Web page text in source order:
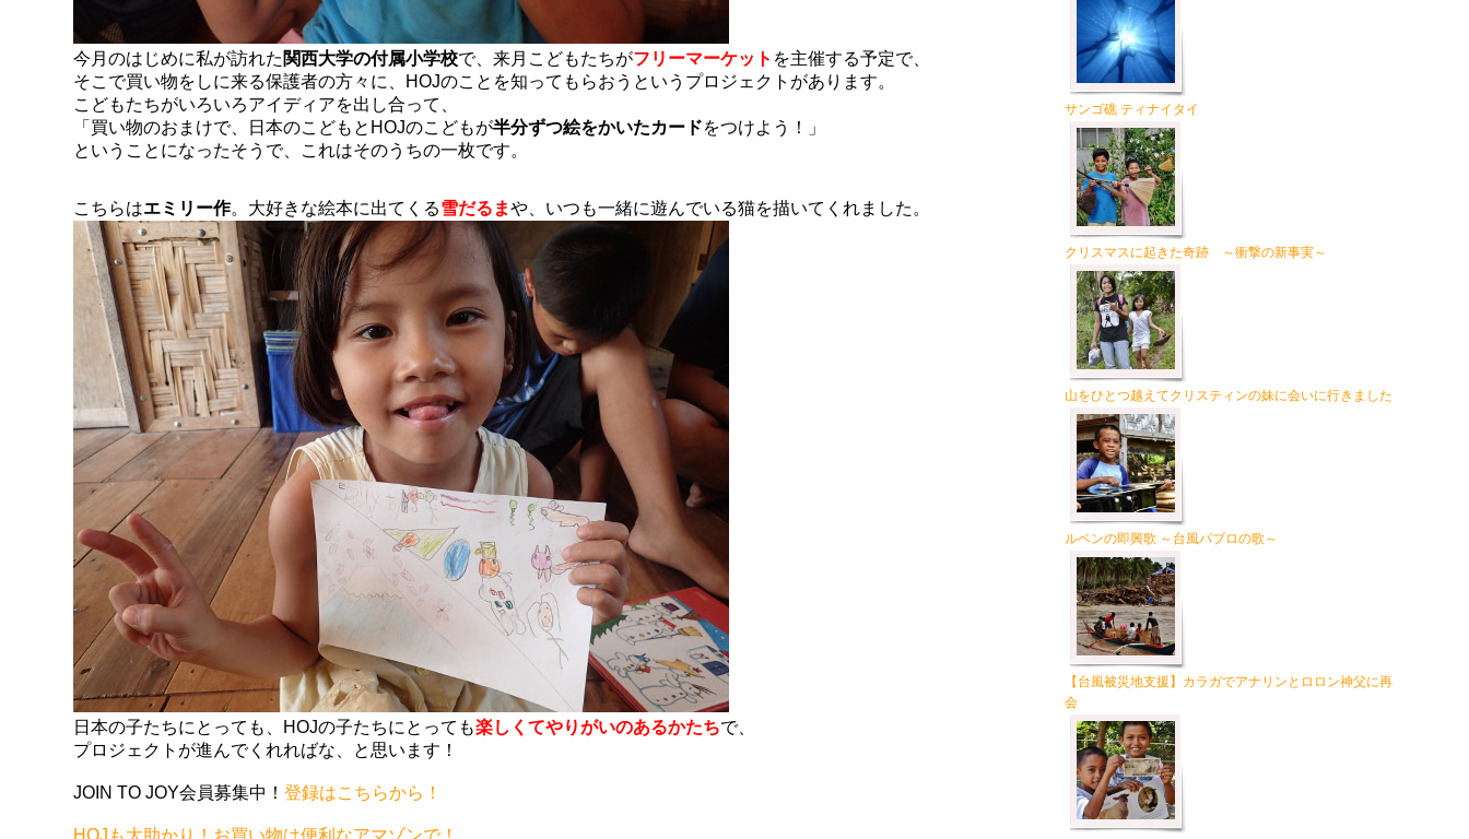
今月のはじめに私が訪れた 関西大学の付属小学校で、来月こどもたちがフリーマーケット を主催する予定で、
そこで買い物をしに来る保護者の方々に、HOJのことを知ってもらおうというプロジェクトがあります。
こどもたちがいろいろアイディアを出し合って、
「買い物のおまけで、日本のこどもとHOJのこどもが半分ずつ絵をかいたカードをつけよう！」
ということになったそうで、これはそのうちの一枚です。
こちらはエミリー作。大好きな絵本に出てくる雪だるまや、いつも一緒に遊んでいる猫を描いてくれました。
日本の子たちにとっても、HOJの子たちにとっても楽しくてやりがいのあるかたちで、
プロジェクトが進んでくれればな、と思います！
JOIN TO JOY会員募集中！登録はこちらから！
サンゴ礁 ティナイタイ
クリスマスに起きた奇跡 ～衝撃の新事実～
山をひとつ越えてクリスティンの妹に会いに行きました
ルベンの即興歌 ～台風パブロの歌～
【台風被災地支援】カラガでアナリンとロロン神父に再
会